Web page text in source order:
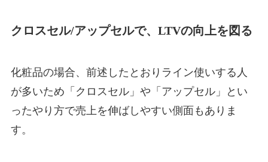
クロスセル/アップセルで、LTVの向上を図る
化粧品の場合、前述したとおりライン使いする人
が多いため「クロスセル」や「アップセル」とい
ったやり方で売上を伸ばしやすい側面もありま
す。